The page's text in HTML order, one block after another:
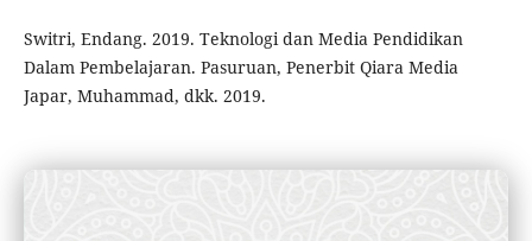
Switri, Endang. 2019. Teknologi dan Media Pendidikan
Dalam Pembelajaran. Pasuruan, Penerbit Qiara Media
Japar, Muhammad, dkk. 2019.